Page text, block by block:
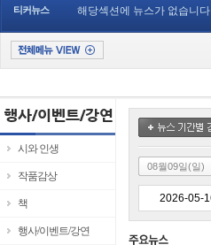
티커뉴스 해당섹션에 뉴스가 없습니다
시와 인생
작품감상
책
행사/이벤트/강연
08월09일(일)